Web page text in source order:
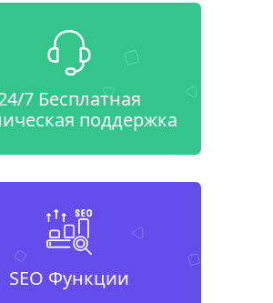
7 Бесплатная
поддержка
SEO Функции